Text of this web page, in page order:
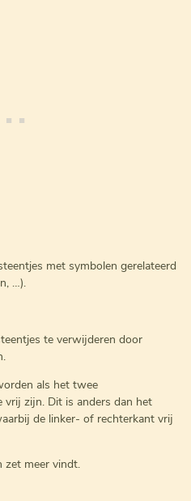
met symbolen gerelateerd
…).
te verwijderen door
als het twee
vrij zijn. Dit is anders dan het
de linker- of rechterkant vrij
zet meer vindt.